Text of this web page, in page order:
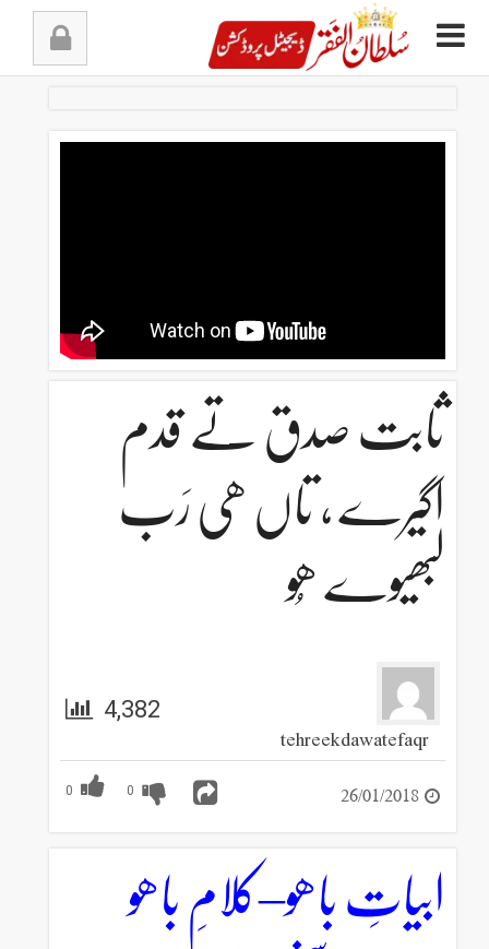
ثابت صدق تے قدم
اگیرے ، تاں ھی رَب
لبھیوے ھُو
tehreekdawatefaqr
4,382
0 0 26/01/2018
ابیاتِ باھو–کلامِ باھو